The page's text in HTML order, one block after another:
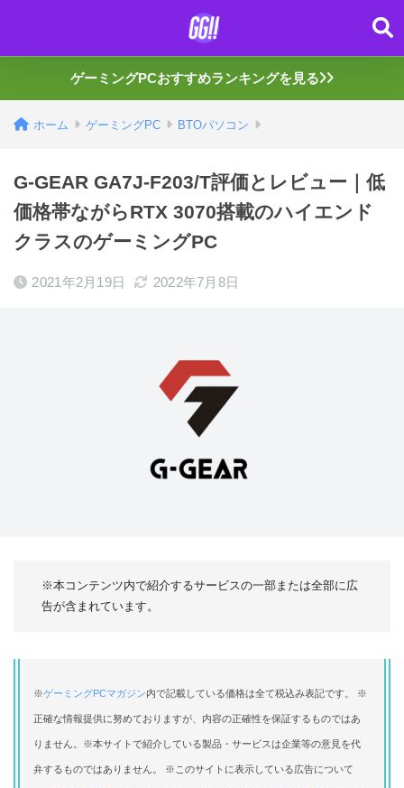
ゲーミングPCおすすめランキングを見る
ホーム ゲーミングPC BTOパソコン
G-GEAR GA7J-F203/T評価とレビュー｜低
価格帯ながらRTX 3070搭載のハイエンド
クラスのゲーミングPC
2021年2月19日 2022年7月8日
※本コンテンツ内で紹介するサービスの一部または全部に広
告が含まれています。
※ゲーミングPCマガジン内で記載している価格は全て税込み表記です。 ※
正確な情報提供に努めておりますが、内容の正確性を保証するものではあ
りません。※本サイトで紹介している製品・サービスは企業等の意見を代
弁するものではありません。 ※このサイトに表示している広告について